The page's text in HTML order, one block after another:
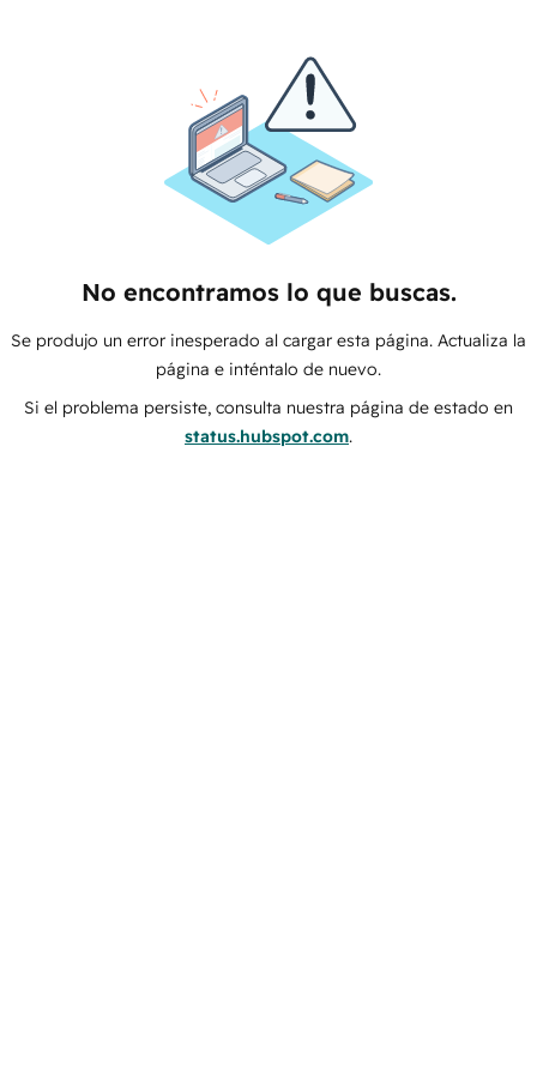
No encontramos lo que buscas.
Se produjo un error inesperado al cargar esta página. Actualiza la
página e inténtalo de nuevo.
Si el problema persiste, consulta nuestra página de estado en
status.hubspot.com.